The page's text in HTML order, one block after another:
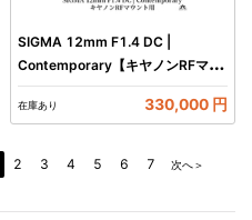
SIGMA 12mm F1.4 DC |
Contemporary【キヤノンRFマウ
ント】
在庫あり 330,000 円
2 3 4 5 6 7 次へ＞